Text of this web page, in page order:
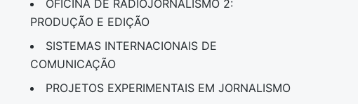
OFICINA DE RADIOJORNALISMO 2:
PRODUÇÃO E EDIÇÃO
SISTEMAS INTERNACIONAIS DE
COMUNICAÇÃO
PROJETOS EXPERIMENTAIS EM JORNALISMO